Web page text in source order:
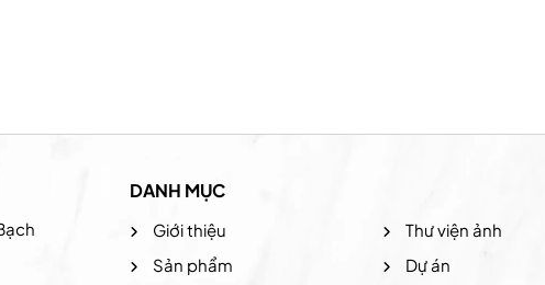
DANH MỤC
Giới thiệu
Sản phẩm
Thư viện ảnh
Dự án